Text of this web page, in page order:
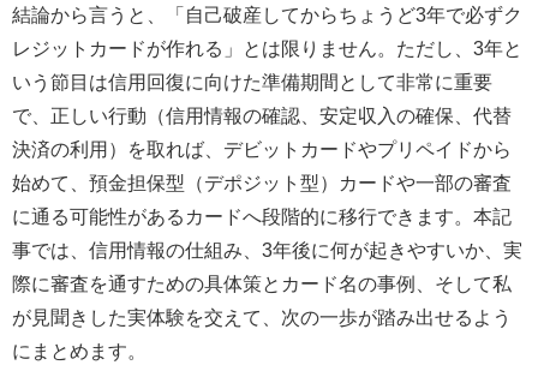
結論から言うと、「自己破産してからちょうど3年で必ずク
レジットカードが作れる」とは限りません。ただし、3年と
いう節目は信用回復に向けた準備期間として非常に重要
で、正しい行動（信用情報の確認、安定収入の確保、代替
決済の利用）を取れば、デビットカードやプリペイドから
始めて、預金担保型（デポジット型）カードや一部の審査
に通る可能性があるカードへ段階的に移行できます。本記
事では、信用情報の仕組み、3年後に何が起きやすいか、実
際に審査を通すための具体策とカード名の事例、そして私
が見聞きした実体験を交えて、次の一歩が踏み出せるよう
にまとめます。